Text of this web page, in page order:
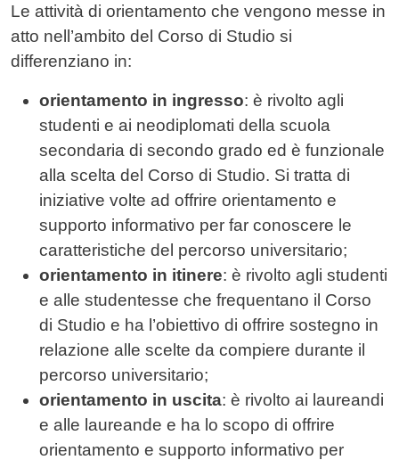
Le attività di orientamento che vengono messe in
atto nell’ambito del Corso di Studio si
differenziano in:
orientamento in ingresso: è rivolto agli
studenti e ai neodiplomati della scuola
secondaria di secondo grado ed è funzionale
alla scelta del Corso di Studio. Si tratta di
iniziative volte ad offrire orientamento e
supporto informativo per far conoscere le
caratteristiche del percorso universitario;
orientamento in itinere: è rivolto agli studenti
e alle studentesse che frequentano il Corso
di Studio e ha l’obiettivo di offrire sostegno in
relazione alle scelte da compiere durante il
percorso universitario;
orientamento in uscita: è rivolto ai laureandi
e alle laureande e ha lo scopo di offrire
orientamento e supporto informativo per